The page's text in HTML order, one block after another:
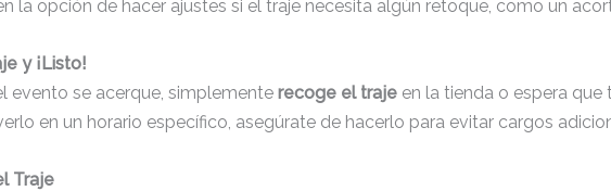
la opción de hacer ajustes si el traje necesita algún retoque, como un
y ¡Listo!
evento se acerque, simplemente recoge el traje en la tienda o espera
en un horario específico, asegúrate de hacerlo para evitar cargos
Traje